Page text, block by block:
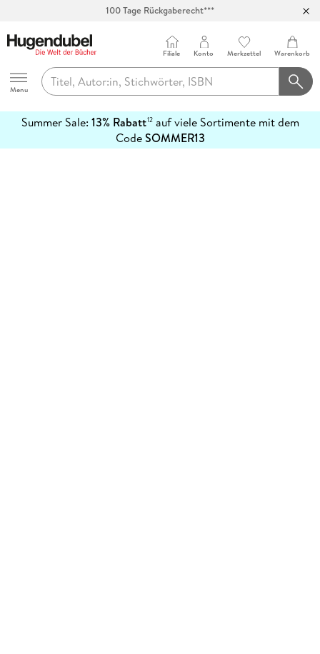
100 Tage Rückgaberecht***
Hugendubel
Menu
Filiale Konto Merkzettel Warenkorb
Summer Sale: 13% Rabatt12auf viele Sortimente mit dem
CodeSOMMER13
erfahren